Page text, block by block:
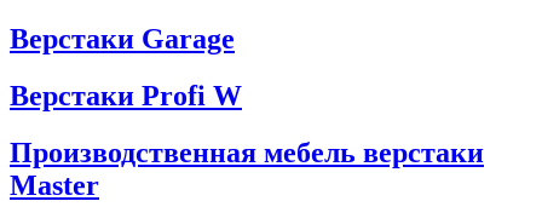
Верстаки Garage
Верстаки Profi W
Производственная мебель верстаки
Master